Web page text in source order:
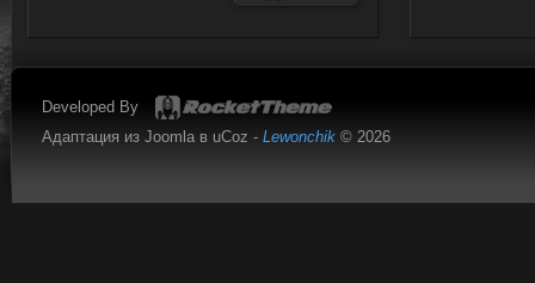
Developed By
Адаптация из Joomla в uCoz - Lewonchik © 2026